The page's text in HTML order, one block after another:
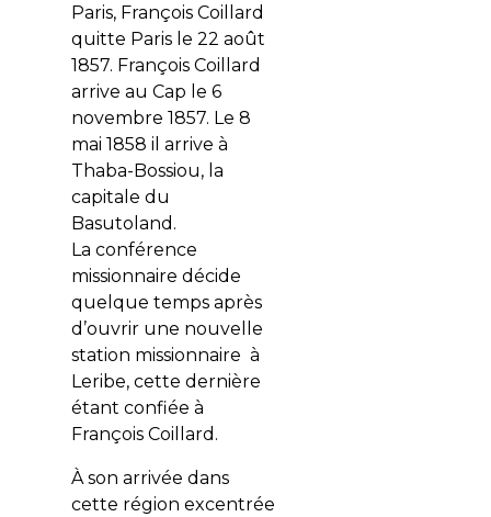
Paris, François Coillard
quitte Paris le 22 août
1857. François Coillard
arrive au Cap le 6
novembre 1857. Le 8
mai 1858 il arrive à
Thaba-Bossiou, la
capitale du
Basutoland.
La conférence
missionnaire décide
quelque temps après
d’ouvrir une nouvelle
station missionnaire à
Leribe, cette dernière
étant confiée à
François Coillard.
À son arrivée dans
cette région excentrée